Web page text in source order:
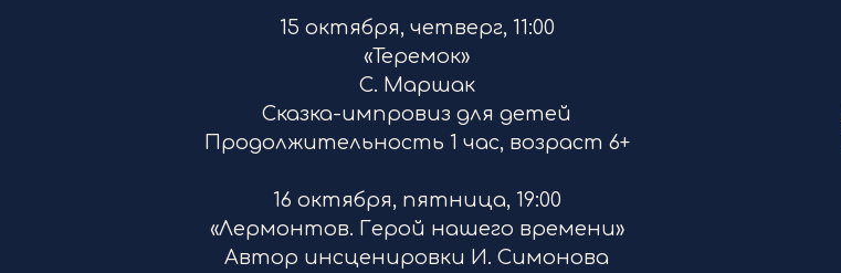
15 октября, четверг, 11:00
«Теремок»
С. Маршак
Сказка-импровиз для детей
Продолжительность 1 час, возраст 6+
16 октября, пятница, 19:00
«Лермонтов. Герой нашего времени»
Автор инсценировки И. Симонова